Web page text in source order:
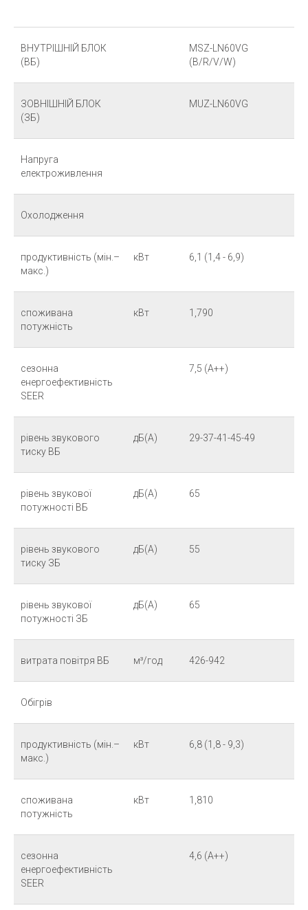
ВНУТРІШНІЙ БЛОК
(ВБ)
MSZ-LN60VG
(B/R/V/W)
ЗОВНІШНІЙ БЛОК
(ЗБ)
MUZ-LN60VG
Напруга
електроживлення
Охолодження
продуктивність (мін.–
макс.)
кВт 6,1 (1,4 - 6,9)
споживана
потужність
кВт 1,790
сезонна
енергоефективність
SEER
7,5 (A++)
рівень звукового
тиску ВБ
дБ(А) 29-37-41-45-49
рівень звукової
потужності ВБ
дБ(А) 65
рівень звукового
тиску ЗБ
дБ(А) 55
рівень звукової
потужності ЗБ
дБ(А) 65
витрата повітря ВБ м³/год 426-942
Обігрів
продуктивність (мін.–
макс.)
кВт 6,8 (1,8 - 9,3)
споживана
потужність
кВт 1,810
сезонна
енергоефективність
SEER
4,6 (A++)